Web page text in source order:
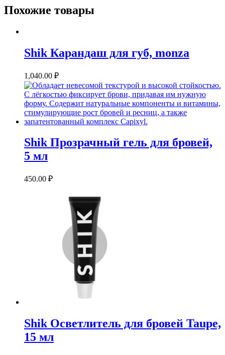
Похожие товары
Shik Карандаш для губ, monza
1,040.00 ₽
Shik Прозрачный гель для бровей,
5 мл
450.00 ₽
Shik Осветлитель для бровей Taupe,
15 мл